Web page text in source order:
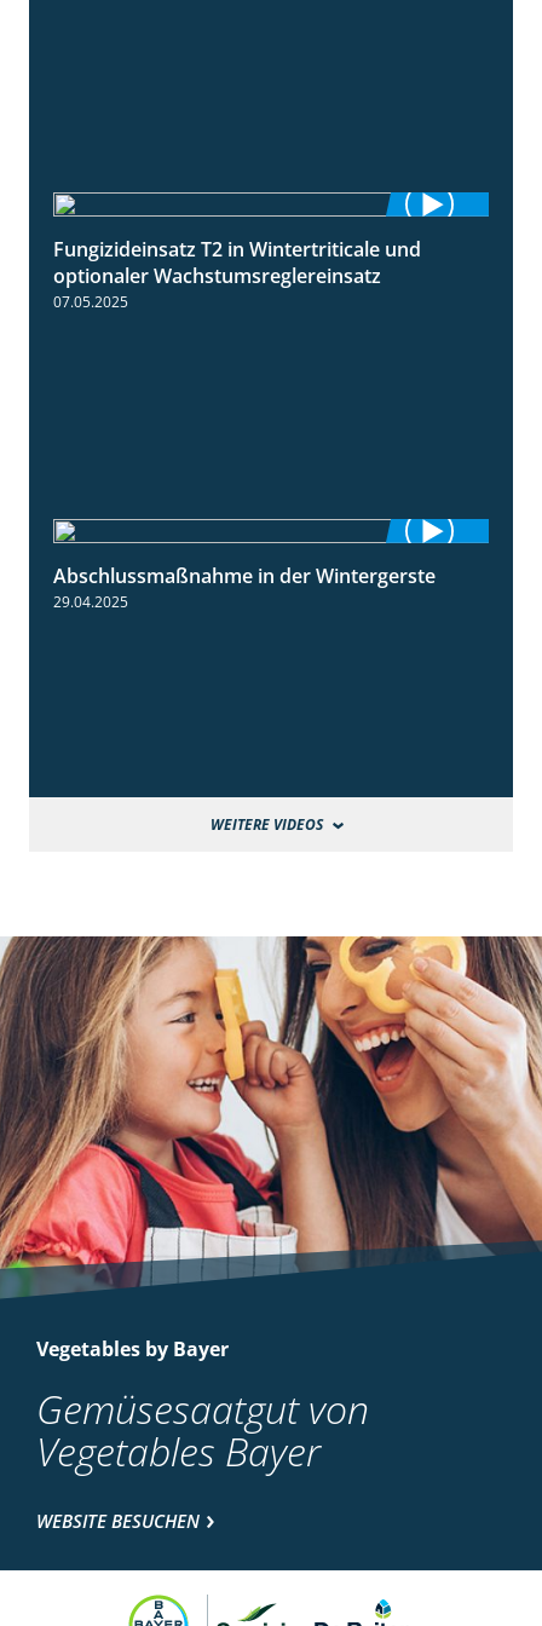
1:56
Fungizideinsatz T2 in Wintertriticale und
optionaler Wachstumsreglereinsatz
07.05.2025
1:49
Abschlussmaßnahme in der Wintergerste
29.04.2025
WEITERE VIDEOS
Vegetables by Bayer
Gemüsesaatgut von
Vegetables Bayer
WEBSITE BESUCHEN